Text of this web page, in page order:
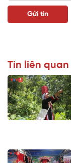
Tin liên quan